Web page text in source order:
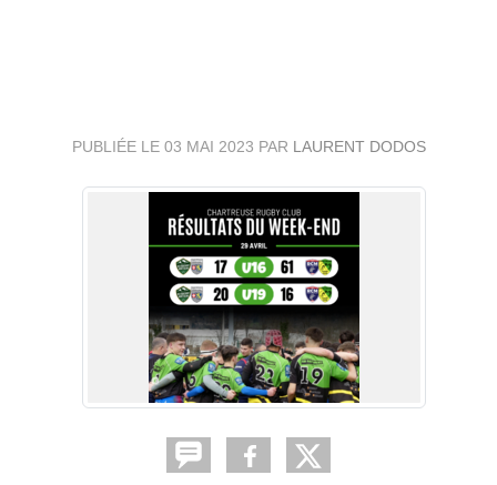
PUBLIÉE LE 03 MAI 2023 PAR LAURENT DODOS